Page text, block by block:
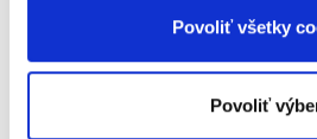
Povoliť všetky
Povoliť